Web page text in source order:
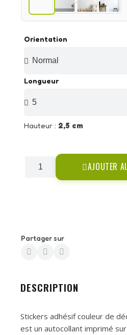
Orientation
Longueur
Hauteur : 2,5 cm
AJOUTER
Partager sur
DESCRIPTION
Stickers adhésif couleur de
est un autocollant imprimé